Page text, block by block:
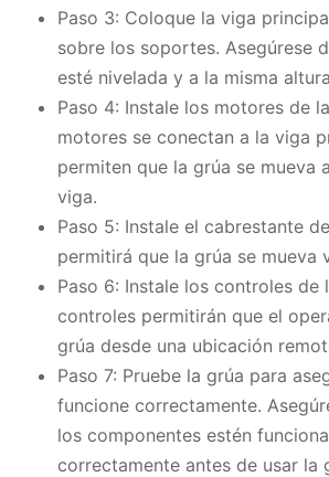
Paso 3: Coloque la viga
sobre los soportes. Asegúrese
esté nivelada y a la misma
Paso 4: Instale los motores de
motores se conectan a la viga
permiten que la grúa se mueva
viga.
Paso 5: Instale el cabrestante
permitirá que la grúa se mueva
Paso 6: Instale los controles de
controles permitirán que el
grúa desde una ubicación
Paso 7: Pruebe la grúa para
funcione correctamente.
los componentes estén
correctamente antes de usar la